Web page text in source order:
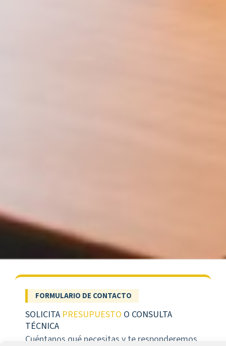
FORMULARIO DE CONTACTO
SOLICITA PRESUPUESTO O CONSULTA
TÉCNICA
Cuéntanos qué necesitas y te responderemos